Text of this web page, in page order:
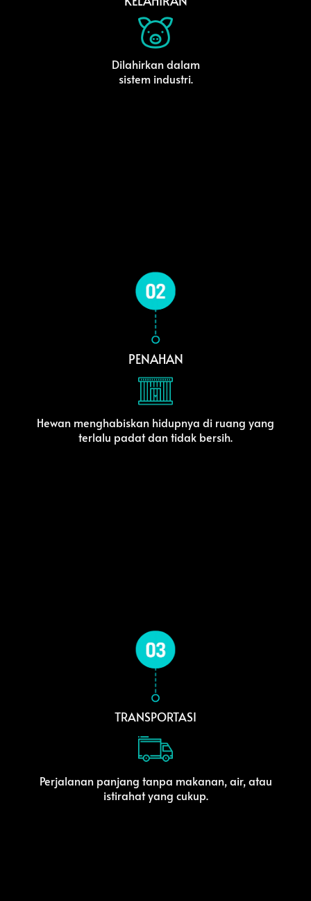
Dilahirkan dalam
sistem industri.
PENAHAN
Hewan menghabiskan hidupnya di ruang yang
terlalu padat dan tidak bersih.
TRANSPORTASI
Perjalanan panjang tanpa makanan, air, atau
istirahat yang cukup.